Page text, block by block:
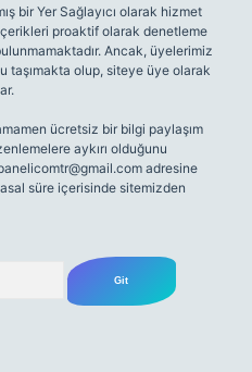
bir Yer Sağlayıcı olarak hizmet
proaktif olarak denetleme
Ancak, üyelerimiz
taşımakta olup, siteye üye olarak
ücretsiz bir bilgi paylaşım
aykırı olduğunu
adresine
süre içerisinde sitemizden